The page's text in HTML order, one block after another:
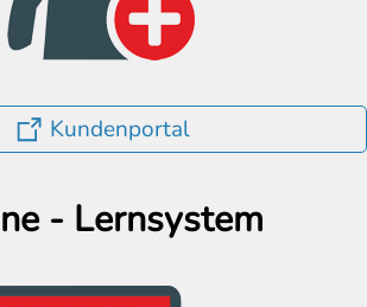
Kundenportal
- Lernsystem